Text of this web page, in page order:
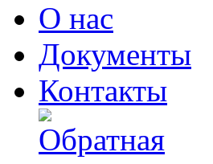
О нас
Документы
Контакты